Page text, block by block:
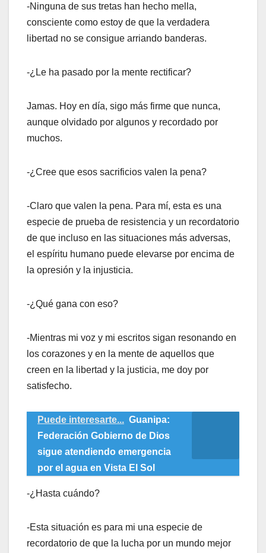
-Ninguna de sus tretas han hecho mella,
consciente como estoy de que la verdadera
libertad no se consigue arriando banderas.
-¿Le ha pasado por la mente rectificar?
Jamas. Hoy en día, sigo más firme que nunca,
aunque olvidado por algunos y recordado por
muchos.
-¿Cree que esos sacrificios valen la pena?
-Claro que valen la pena. Para mí, esta es una
especie de prueba de resistencia y un recordatorio
de que incluso en las situaciones más adversas,
el espíritu humano puede elevarse por encima de
la opresión y la injusticia.
-¿Qué gana con eso?
-Mientras mi voz y mi escritos sigan resonando en
los corazones y en la mente de aquellos que
creen en la libertad y la justicia, me doy por
satisfecho.
Puede interesarte... Guanipa:
Federación Gobierno de Dios
sigue atendiendo emergencia
por el agua en Vista El Sol
-¿Hasta cuándo?
-Esta situación es para mi una especie de
recordatorio de que la lucha por un mundo mejor